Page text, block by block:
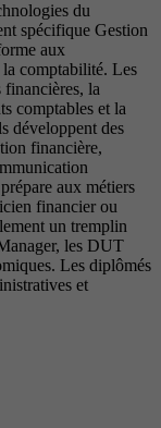
du
spécifique Gestion
aux
comptabilité. Les
financières, la
comptables et la
développent des
financière,
aux métiers
financier ou
un tremplin
les DUT
Les diplômés
et